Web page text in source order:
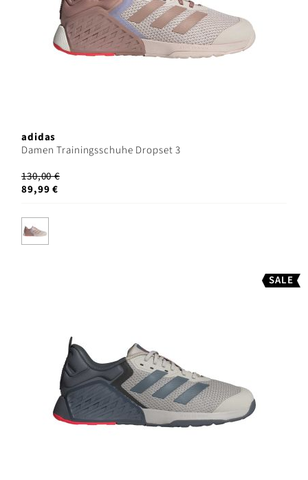
adidas
Damen Trainingsschuhe Dropset 3
130,00 €
89,99 €
SALE